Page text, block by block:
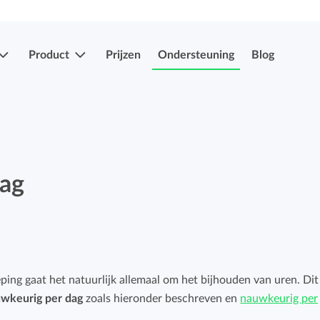
Product
Eenvoudig ziekte en afwezigheid registreren.
Prijzen Ondersteuning Blog
gaat het natuurlijk allemaal om het bijhouden van uren.
per dagzoals hieronder beschreven en nauwkeurig per